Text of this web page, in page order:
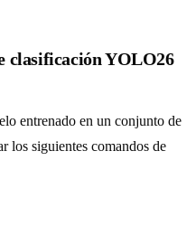
clasificación YOLO26
entrenado en un conjunto de
los siguientes comandos de